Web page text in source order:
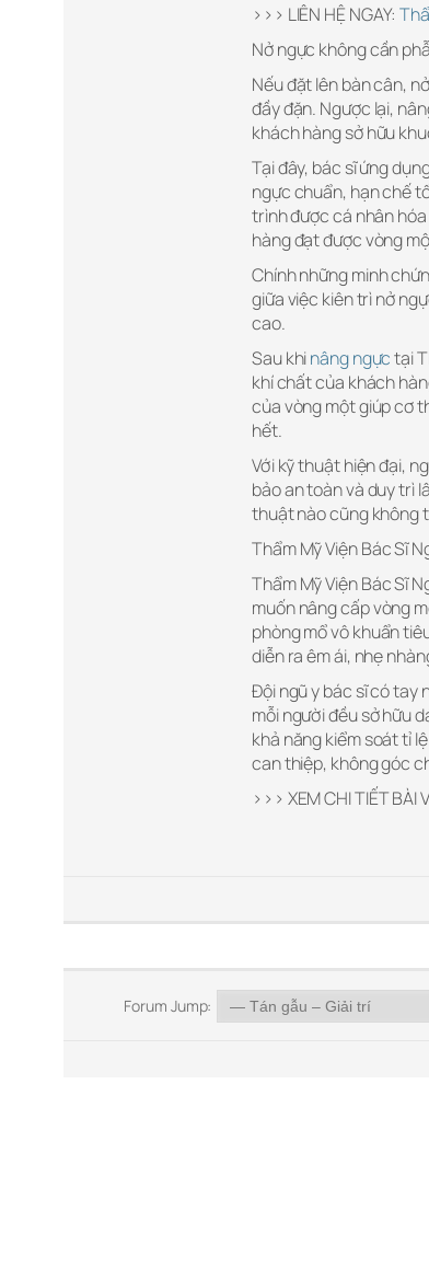
>>> LIÊN HỆ NGAY:
Nở ngực không cần
Nếu đặt lên bàn cân,
đầy đặn. Ngược lại,
khách hàng sở hữu
Tại đây, bác sĩ ứng
ngực chuẩn, hạn chế
trình được cá nhân
hàng đạt được vòng
Chính những minh
giữa việc kiên trì nở
cao.
Sau khinâng ngựctại
khí chất của khách
của vòng một giúp cơ
hết.
Với kỹ thuật hiện đại,
bảo an toàn và duy trì
thuật nào cũng không
Thẩm Mỹ Viện Bác Sĩ
Thẩm Mỹ Viện Bác Sĩ
muốn nâng cấp vòng
phòng mổ vô khuẩn
diễn ra êm ái, nhẹ
Đội ngũ y bác sĩ có tay
mỗi người đều sở hữu
khả năng kiểm soát tỉ
can thiệp, không góc
>>> XEM CHI TIẾT BÀI
Forum Jump: